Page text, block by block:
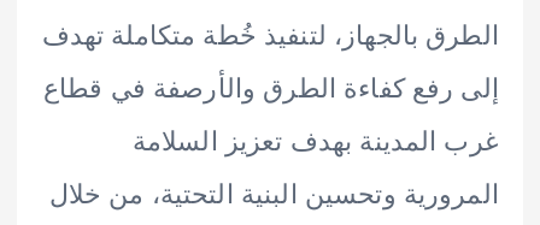
بالجهاز، لتنفيذ خُطة متكاملة تهدف
رفع كفاءة الطرق والأرصفة في قطاع
بهدف تعزيز السلامة
وتحسين البنية التحتية، من خلال